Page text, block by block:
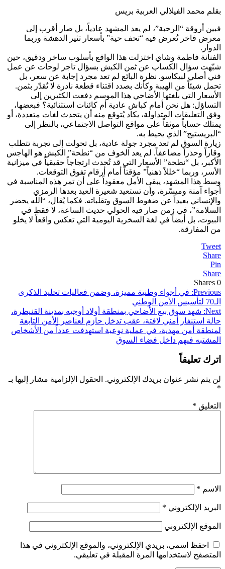
بقلم محمد الفيلالي العربية بريس
فبين أروقة “الرحبة”، لم يعد المشهد عادياً، بل صار أقرب إلى
معرض فاخر تُعرض فيه “تحف حية” بأسعار تثير الدهشة وربما
الدوار.
الفنانة فاطمة وشاي اختزلت هذا الواقع بأسلوب ساخر ودقيق، حين
شبّهت سؤال الكساب عن ثمن الكبش بسؤال تاجر لوحات عن عمل
فني أصلي لبيكاسو. نظرة البائع لم تعد مجرد إجابة عن سعر، بل
تحمل شيئاً من الهيبة وكأنك بصدد اقتناء قطعة نادرة لا تُقدّر بثمن.
الأسعار التي بلغتها الأضاحي هذا الموسم دفعت الكثيرين إلى
التساؤل: هل نحن أمام كباش عادية أم كائنات استثنائية؟ فبعضها،
وفق التعليقات المتداولة، يكاد يُتوقع منه أن يتحدث لغات متعددة، أو
يمتلك حساباً موثقاً على مواقع التواصل الاجتماعي، بالنظر إلى
“البريستيج” الذي يحيط به.
زيارة السوق لم تعد مجرد جولة عادية، بل تحولت إلى تجربة تتطلب
وقاراً وحذراً مضاعفاً. لم يعد الخوف من “نطحة” الكبش هو الهاجس
الأكبر، بل “نطحة” الأسعار التي قد تُحدث ارتجاجاً حقيقياً في ميزانية
الأسر، وربما “خللاً ذهنياً” مؤقتاً أمام أرقام تفوق التوقعات.
وسط هذا المشهد، يبقى الأمل معقوداً على أن تمر هذه المناسبة في
أجواء آمنة وميسّرة، وأن تستعيد شعيرة العيد بعدها الرمزي
والإنساني بعيداً عن ضغوط السوق وتقلباته. فكما يُقال، “الله يحضر
السلامة”، في زمن صار فيه الحولي حديث الساعة، لا فقط في
البيوت، بل أيضاً في لغة السخرية اليومية التي تعكس واقعاً لا يخلو
من المفارقة.
Tweet
Share
Pin
Share
0
Shares
تصفّح
المقالات
Previous: في أجواء وطنية مميزة، وضمن فعاليات تخليد الذكرى
الـ70 لتأسيس الأمن الوطني
Next: شهد سوق بيع الأضاحي بمنطقة أولاد أوجيه بمدينة القنيطرة،
حالة استنفار أمني لافتة، عقب تدخل حازم لعناصر الأمن التابعة
لمنطقة أمن مهدية، في عملية نوعية استهدفت عدداً من الأشخاص
المشتبه فيهم داخل فضاء السوق
اترك تعليقاً
لن يتم نشر عنوان بريدك الإلكتروني. الحقول الإلزامية مشار إليها بـ
*
التعليق *
الاسم *
البريد الإلكتروني *
الموقع الإلكتروني
احفظ اسمي، بريدي الإلكتروني، والموقع الإلكتروني في هذا
المتصفح لاستخدامها المرة المقبلة في تعليقي.